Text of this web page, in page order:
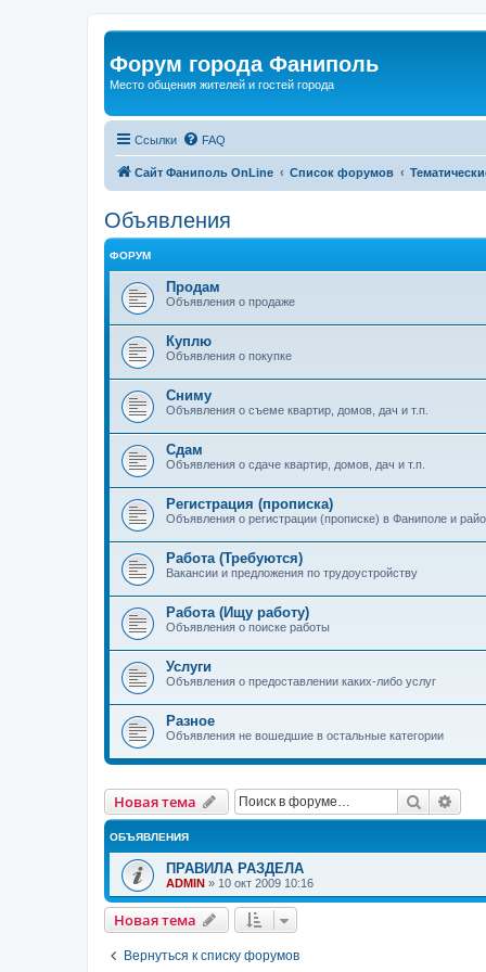
Форум города Фаниполь
Место общения жителей и гостей города
Ссылки FAQ
Сайт Фаниполь OnLine Список форумов
Объявления
ФОРУМ
Продам
Объявления о продаже
Куплю
Объявления о покупке
Сниму
Объявления о съеме квартир, домов, дач и т.п.
Сдам
Объявления о сдаче квартир, домов, дач и т.п.
Регистрация (прописка)
Объявления о регистрации (прописке) в Фаниполе и
Работа (Требуются)
Вакансии и предложения по трудоустройству
Работа (Ищу работу)
Объявления о поиске работы
Услуги
Объявления о предоставлении каких-либо услуг
Разное
Объявления не вошедшие в остальные категории
Новая тема Поиск
ОБЪЯВЛЕНИЯ
ПРАВИЛА РАЗДЕЛА
ADMIN » 10 окт 2009 10:16
Новая тема
Вернуться к списку форумов